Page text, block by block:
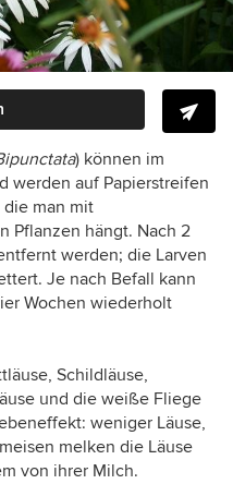
) können im
werden auf Papierstreifen
man mit
Pflanzen hängt. Nach 2
werden; die Larven
Je nach Befall kann
Wochen wiederholt
Schildläuse,
und die weiße Fliege
weniger Läuse,
melken die Läuse
von ihrer Milch.